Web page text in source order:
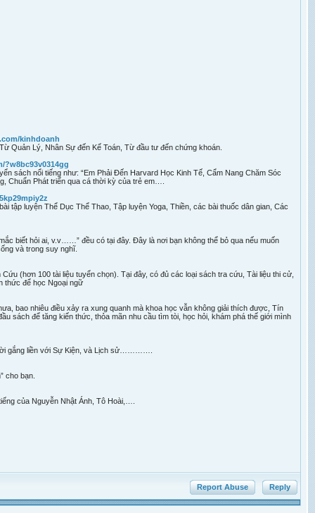
kinhdoanh
Quản Lý, Nhân Sự đến Kế Toán, Từ đầu tư đến chứng khoán.
?w8bc93v0314gg
sách nổi tiếng như: “Em Phải Đến Harvard Học Kinh Tế, Cẩm Nang Chăm Sóc
Chuẩn Phát triển qua cá thời kỳ của trẻ em….
tập luyện Thể Dục Thể Thao, Tập luyện Yoga, Thiền, các bài thuốc dân gian, Các
biết hỏi ai, v.v……” đều có tại đây. Đây là nơi bạn không thể bỏ qua nếu muốn
và trong suy nghĩ.
(hơn 100 tài liệu tuyển chọn). Tại đây, có đủ các loại sách tra cứu, Tài liệu thi cử,
thức để học Ngoại ngữ
bao nhiêu điều xảy ra xung quanh mà khoa học vẫn không giải thích được, Tín
sách để tăng kiến thức, thỏa mãn nhu cầu tìm tòi, học hỏi, khám phá thế giới mình
gắng liền với Sự Kiện, và Lịch sử………….
cho bạn.
của Nguyễn Nhật Ánh, Tô Hoài,….
Report Abuse Reply